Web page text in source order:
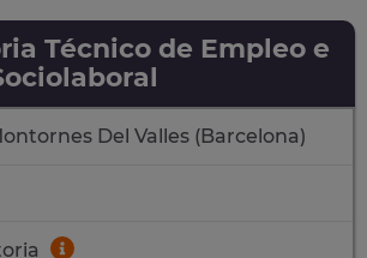
Técnico de Empleo e
Del Valles (Barcelona)